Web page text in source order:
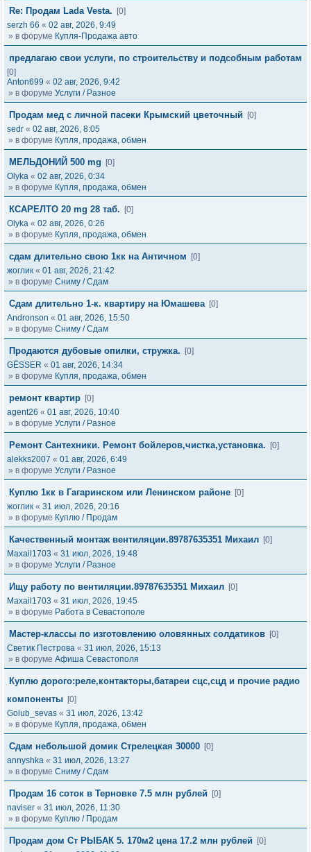
Re: Продам Lada Vesta.
[0]
serzh 66 « 02 авг, 2026, 9:49
» в форуме Купля-Продажа авто
предлагаю свои услуги, по строительству и подсобным работам
[0]
Anton699 « 02 авг, 2026, 9:42
» в форуме Услуги / Разное
Продам мед с личной пасеки Крымский цветочный
[0]
sedr « 02 авг, 2026, 8:05
» в форуме Купля, продажа, обмен
МЕЛЬДОНИЙ 500 mg
[0]
Olyka « 02 авг, 2026, 0:34
» в форуме Купля, продажа, обмен
КСАРЕЛТО 20 mg 28 таб.
[0]
Olyka « 02 авг, 2026, 0:26
» в форуме Купля, продажа, обмен
сдам длительно свою 1кк на Античном
[0]
жоглик « 01 авг, 2026, 21:42
» в форуме Сниму / Сдам
Сдам длительно 1-к. квартиру на Юмашева [0]
Andronson « 01 авг, 2026, 15:50
» в форуме Сниму / Сдам
Продаются дубовые опилки, стружка.
[0]
GЁSSER « 01 авг, 2026, 14:34
» в форуме Купля, продажа, обмен
ремонт квартир [0]
agent26 « 01 авг, 2026, 10:40
» в форуме Услуги / Разное
Ремонт Сантехники. Ремонт бойлеров,чистка,установка.
[0]
alekks2007 « 01 авг, 2026, 6:49
» в форуме Услуги / Разное
Куплю 1кк в Гагаринском или Ленинском районе [0]
жоглик « 31 июл, 2026, 20:16
» в форуме Куплю / Продам
Качественный монтаж вентиляции.89787635351 Михаил [0]
Maxail1703 « 31 июл, 2026, 19:48
» в форуме Услуги / Разное
Ищу работу по вентиляции.89787635351 Михаил [0]
Maxail1703 « 31 июл, 2026, 19:45
» в форуме Работа в Севастополе
Мастер-классы по изготовлению оловянных солдатиков [0]
Светик Пестрова « 31 июл, 2026, 15:13
» в форуме Афиша Севастополя
Куплю дорого:реле,контакторы,батареи сцс,сцд и прочие радио
компоненты [0]
Golub_sevas « 31 июл, 2026, 13:42
» в форуме Купля, продажа, обмен
Сдам небольшой домик Стрелецкая 30000 [0]
annyshka « 31 июл, 2026, 13:27
» в форуме Сниму / Сдам
Продам 16 соток в Терновке 7.5 млн рублей
[0]
naviser « 31 июл, 2026, 11:30
» в форуме Куплю / Продам
Продам дом Ст РЫБАК 5. 170м2 цена 17.2 млн рублей
[0]